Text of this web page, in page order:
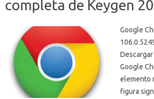
completa de Keygen
Google
Google
elemento
figura